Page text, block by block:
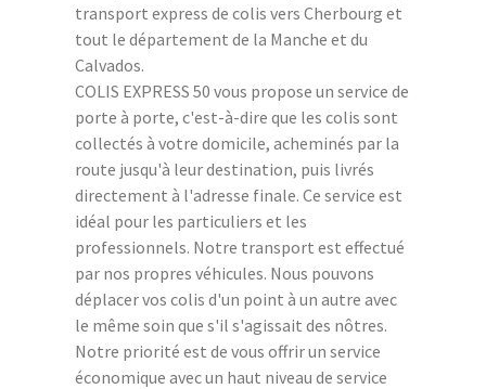
transport express de colis vers Cherbourg et
tout le département de la Manche et du
Calvados.
COLIS EXPRESS 50 vous propose un service de
porte à porte, c'est-à-dire que les colis sont
collectés à votre domicile, acheminés par la
route jusqu'à leur destination, puis livrés
directement à l'adresse finale. Ce service est
idéal pour les particuliers et les
professionnels. Notre transport est effectué
par nos propres véhicules. Nous pouvons
déplacer vos colis d'un point à un autre avec
le même soin que s'il s'agissait des nôtres.
Notre priorité est de vous offrir un service
économique avec un haut niveau de service